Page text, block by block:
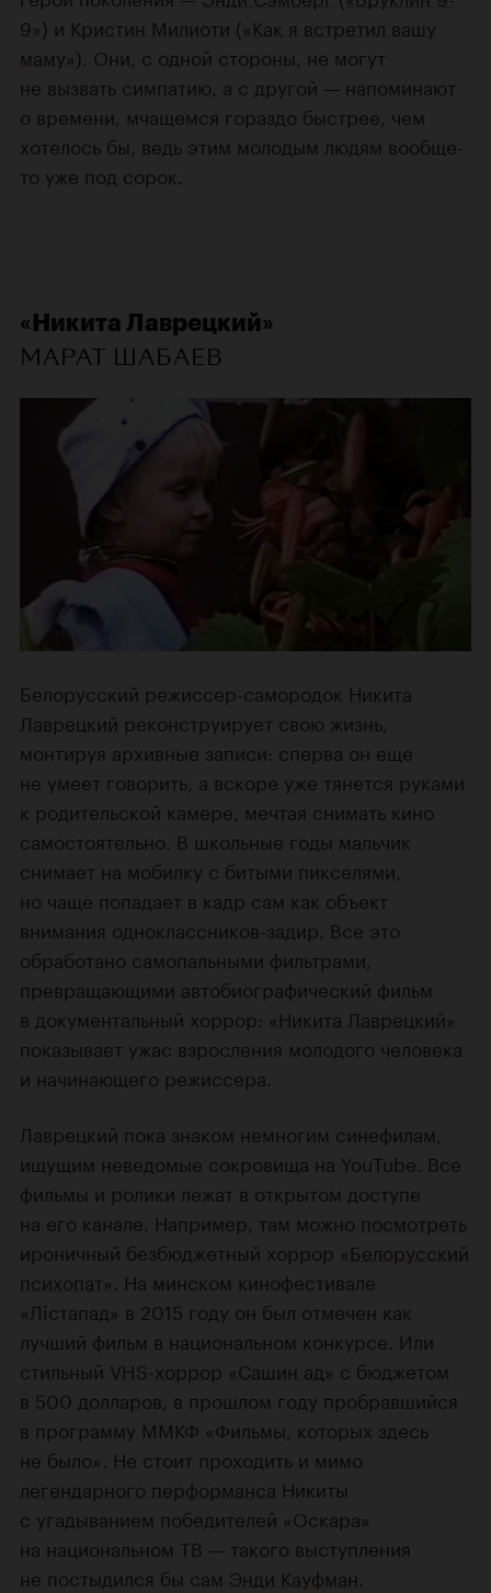
9») и Кристин Милиоти («Как я встретил вашу
маму»). Они, с одной стороны, не могут
не вызвать симпатию, а с другой — напоминают
о времени, мчащемся гораздо быстрее, чем
хотелось бы, ведь этим молодым людям вообще-
то уже под сорок.
«Никита Лаврецкий»
МАРАТ ШАБАЕВ
Белорусский режиссер-самородок Никита
Лаврецкий реконструирует свою жизнь,
монтируя архивные записи: сперва он еще
не умеет говорить, а вскоре уже тянется руками
к родительской камере, мечтая снимать кино
самостоятельно. В школьные годы мальчик
снимает на мобилку с битыми пикселями,
но чаще попадает в кадр сам как объект
внимания одноклассников-задир. Все это
обработано самопальными фильтрами,
превращающими автобиографический фильм
в документальный хоррор: «Никита Лаврецкий»
показывает ужас взросления молодого человека
и начинающего режиссера.
Лаврецкий пока знаком немногим синефилам,
ищущим неведомые сокровища на YouTube. Все
фильмы и ролики лежат в открытом доступе
на его канале. Например, там можно посмотреть
ироничный безбюджетный хоррор «Белорусский
психопат». На минском кинофестивале
«Лiстапад» в 2015 году он был отмечен как
лучший фильм в национальном конкурсе. Или
стильный VHS-хоррор «Сашин ад» с бюджетом
в 500 долларов, в прошлом году пробравшийся
в программу ММКФ «Фильмы, которых здесь
не было». Не стоит проходить и мимо
легендарного перформанса Никиты
с угадыванием победителей «Оскара»
на национальном ТВ — такого выступления
не постыдился бы сам Энди Кауфман.